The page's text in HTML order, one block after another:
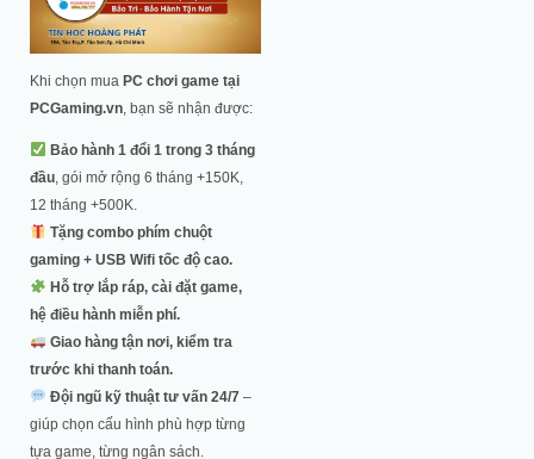
Khi chọn mua PC chơi game tại
PCGaming.vn, bạn sẽ nhận được:
Bảo hành 1 đổi 1 trong 3 tháng
đầu, gói mở rộng 6 tháng +150K,
12 tháng +500K.
Tặng combo phím chuột
gaming + USB Wifi tốc độ cao.
Hỗ trợ lắp ráp, cài đặt game,
hệ điều hành miễn phí.
Giao hàng tận nơi, kiểm tra
trước khi thanh toán.
Đội ngũ kỹ thuật tư vấn 24/7–
giúp chọn cấu hình phù hợp từng
tựa game, từng ngân sách.